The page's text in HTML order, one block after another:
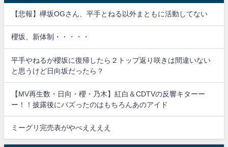
【悲報】欅坂OGさん、平手とねる以外まともに活動してない
櫻坂、新体制・・・・・
平手やねるが櫻坂に復帰したら２トップ返り咲きは間違いない
と思うけど日向坂だったら？
【MV再生数・日向・櫻・乃木】紅白＆CDTVの反響キターー
ー！！披露後にバズったのはもちろんあのアイド
ミーグリ完売表がやべええええ